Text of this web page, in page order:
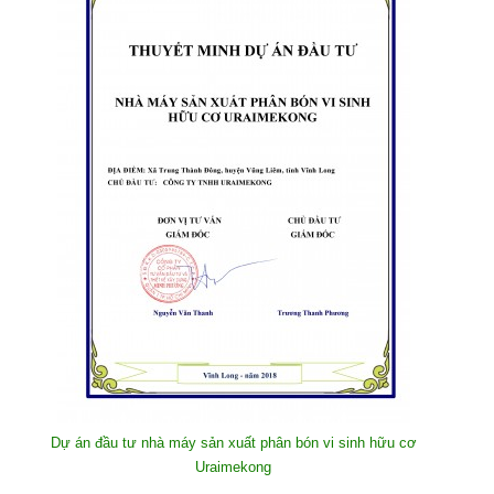
Dự án đầu tư nhà máy sản xuất phân bón vi sinh hữu cơ
Uraimekong